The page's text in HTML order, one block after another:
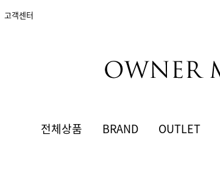
고객센터
전체상품 BRAND OUTLET